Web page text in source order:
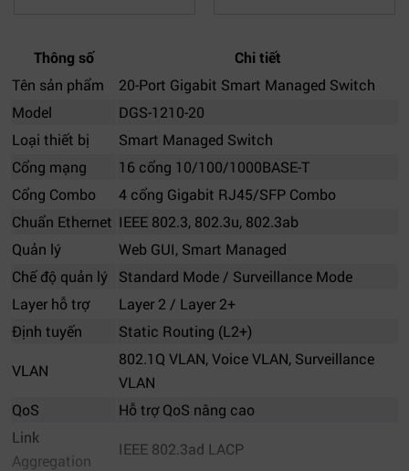
Thông số
Chi tiết
Tên sản phẩm
20-Port Gigabit Smart Managed Switch
Model
DGS-1210-20
Loại thiết bị
Smart Managed Switch
Cổng mạng
16 cổng 10/100/1000BASE-T
Cổng Combo
4 cổng Gigabit RJ45/SFP Combo
Chuẩn Ethernet IEEE 802.3, 802.3u, 802.3ab
Quản lý
Web GUI, Smart Managed
Chế độ quản lý
Standard Mode / Surveillance Mode
Layer hỗ trợ
Layer 2 / Layer 2+
Định tuyến
Static Routing (L2+)
VLAN
802.1Q VLAN, Voice VLAN, Surveillance
VLAN
QoS
Hỗ trợ QoS nâng cao
Link
Aggregation
IEEE 802.3ad LACP